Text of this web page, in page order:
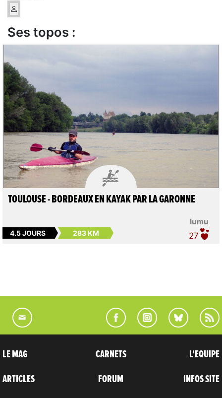
Ses topos :

lumu
TOULOUSE - BORDEAUX EN KAYAK PAR LA GARONNE
4.5 JOURS 283 KM 27
LE MAG
ARTICLES
CARNETS
FORUM
L'EQUIPE
INFOS SITE